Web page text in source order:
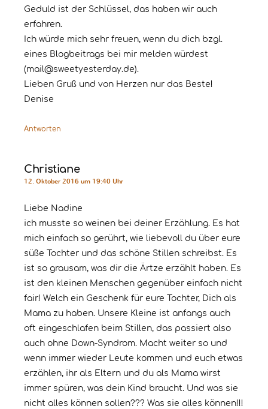
Geduld ist der Schlüssel, das haben wir auch
erfahren.
Ich würde mich sehr freuen, wenn du dich bzgl.
eines Blogbeitrags bei mir melden würdest
(mail@sweetyesterday.de).
Lieben Gruß und von Herzen nur das Beste!
Denise
Antworten
Christiane
12. Oktober 2016 um 19:40 Uhr
Liebe Nadine
ich musste so weinen bei deiner Erzählung. Es hat
mich einfach so gerührt, wie liebevoll du über eure
süße Tochter und das schöne Stillen schreibst. Es
ist so grausam, was dir die Ärtze erzählt haben. Es
ist den kleinen Menschen gegenüber einfach nicht
fair! Welch ein Geschenk für eure Tochter, Dich als
Mama zu haben. Unsere Kleine ist anfangs auch
oft eingeschlafen beim Stillen, das passiert also
auch ohne Down-Syndrom. Macht weiter so und
wenn immer wieder Leute kommen und euch etwas
erzählen, ihr als Eltern und du als Mama wirst
immer spüren, was dein Kind braucht. Und was sie
nicht alles können sollen??? Was sie alles können!!!